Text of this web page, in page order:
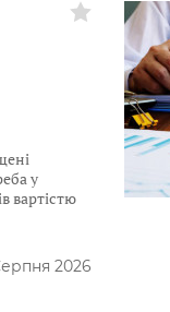
у
вартістю
2026